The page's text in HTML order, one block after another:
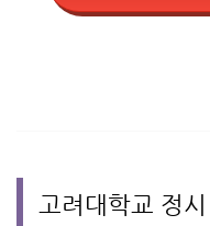
고려대학교 정